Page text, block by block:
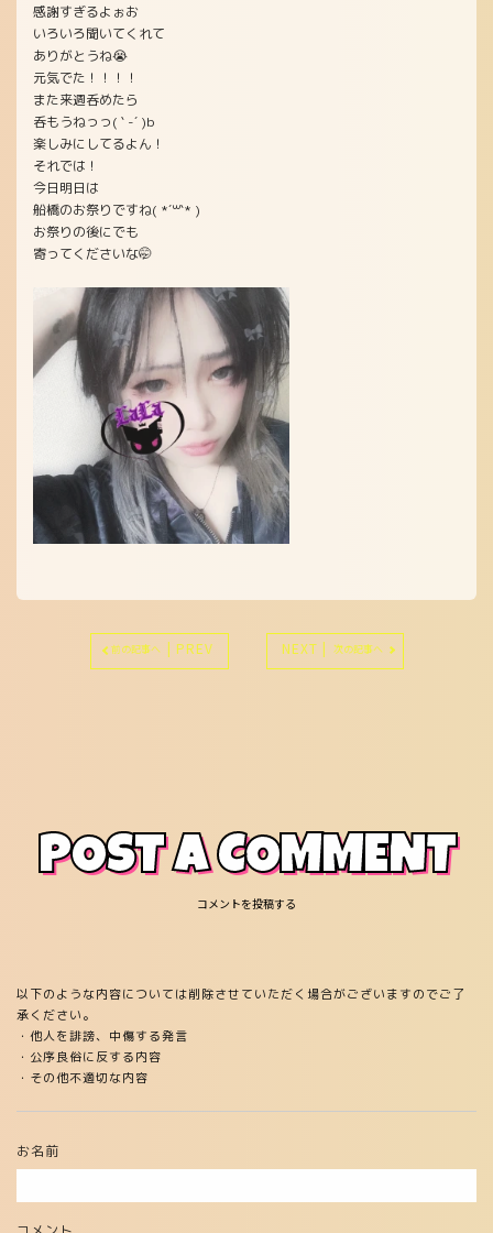
感謝すぎるよぉお
いろいろ聞いてくれて
ありがとうね😭
元気でた！！！！
また来週呑めたら
呑もうねっっ( ` -´ )b
楽しみにしてるよん！
それでは！
今日明日は
船橋のお祭りですね( *´꒳`* )
お祭りの後にでも
寄ってくださいな🤭
前の記事へ | PREV NEXT | 次の記事へ
POST A COMMENT
コメントを投稿する
以下のような内容については削除させていただく場合がございますのでご了
承ください。
・他人を誹謗、中傷する発言
・公序良俗に反する内容
・その他不適切な内容
お名前